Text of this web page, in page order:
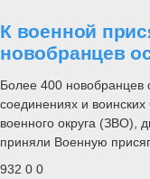
К военной
новобранцев
Более 400 новобранцев
соединениях и
военного округа (ЗВО),
приняли Военную
932 0 0